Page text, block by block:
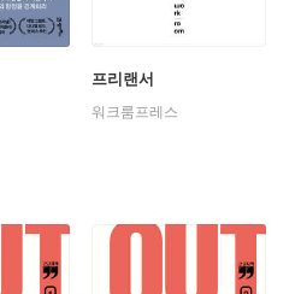
프리랜서
워크룸프레스